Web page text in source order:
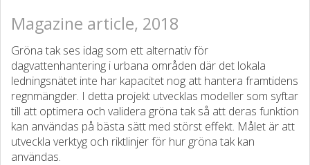
Magazine article, 2018
Gröna tak ses idag som ett alternativ för
dagvattenhantering i urbana områden där det lokala
ledningsnätet inte har kapacitet nog att hantera framtidens
regnmängder. I detta projekt utvecklas modeller som syftar
till att optimera och validera gröna tak så att deras funktion
kan användas på bästa sätt med störst effekt. Målet är att
utveckla verktyg och riktlinjer för hur gröna tak kan
användas.